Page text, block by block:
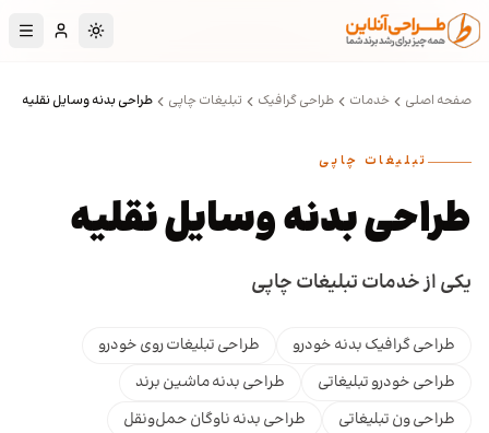
پرش به محتوای اصلی
تغییر به حالت
صفحه اصلی خدمات طراحی گرافیک تبلیغات چاپی طراحی بدنه وسایل نقلیه
تبلیغات چاپی
طراحی بدنه وسایل نقلیه
یکی از خدمات تبلیغات چاپی
طراحی گرافیک بدنه خودرو
طراحی تبلیغات روی خودرو
طراحی خودرو تبلیغاتی
طراحی بدنه ماشین برند
طراحی ون تبلیغاتی
طراحی بدنه ناوگان حمل‌ونقل